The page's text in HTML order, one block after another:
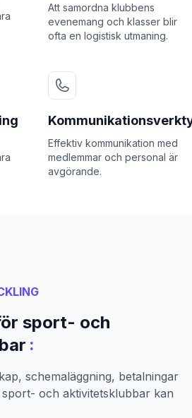
Att samordna klubbens
evenemang och klasser blir
ofta en logistisk utmaning.
Effektiv kommunikation med
medlemmar och personal är
avgörande.
sport- och
:
schemaläggning, betalningar
och aktivitetsklubbar kan